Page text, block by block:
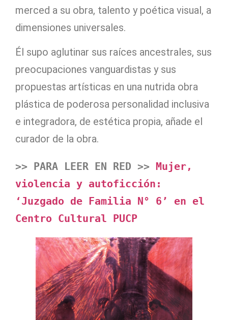
merced a su obra, talento y poética visual, a
dimensiones universales.
Él supo aglutinar sus raíces ancestrales, sus
preocupaciones vanguardistas y sus
propuestas artísticas en una nutrida obra
plástica de poderosa personalidad inclusiva
e integradora, de estética propia, añade el
curador de la obra.
>> PARA LEER EN RED >>
Mujer,
violencia y autoficción:
‘Juzgado de Familia N° 6’ en el
Centro Cultural PUCP